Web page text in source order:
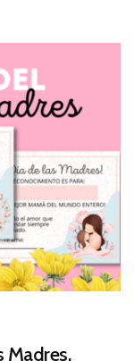
Madres.